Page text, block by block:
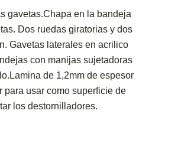
gavetas.Chapa en la bandeja
Dos ruedas giratorias y dos
Gavetas laterales en acrilico
con manijas sujetadoras
de 1,2mm de espesor
para usar como superficie de
los destornilladores.